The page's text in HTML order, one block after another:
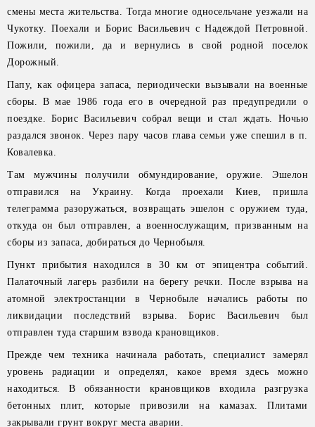
смены места жительства. Тогда многие односельчане уезжали на
Чукотку. Поехали и Борис Васильевич с Надеждой Петровной.
Пожили, пожили, да и вернулись в свой родной поселок
Дорожный.
Папу, как офицера запаса, периодически вызывали на военные
сборы. В мае 1986 года его в очередной раз предупредили о
поездке. Борис Васильевич собрал вещи и стал ждать. Ночью
раздался звонок. Через пару часов глава семьи уже спешил в п.
Ковалевка.
Там мужчины получили обмундирование, оружие. Эшелон
отправился на Украину. Когда проехали Киев, пришла
телеграмма разоружаться, возвращать эшелон с оружием туда,
откуда он был отправлен, а военнослужащим, призванным на
сборы из запаса, добираться до Чернобыля.
Пункт прибытия находился в 30 км от эпицентра событий.
Палаточный лагерь разбили на берегу речки. После взрыва на
атомной электростанции в Чернобыле начались работы по
ликвидации последствий взрыва. Борис Васильевич был
отправлен туда старшим взвода крановщиков.
Прежде чем техника начинала работать, специалист замерял
уровень радиации и определял, какое время здесь можно
находиться. В обязанности крановщиков входила разгрузка
бетонных плит, которые привозили на камазах. Плитами
закрывали грунт вокруг места аварии.